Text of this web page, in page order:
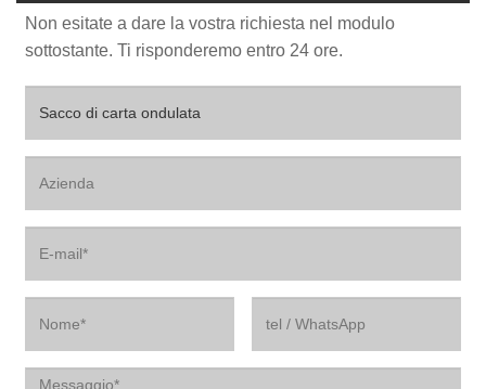
Non esitate a dare la vostra richiesta nel modulo
sottostante. Ti risponderemo entro 24 ore.